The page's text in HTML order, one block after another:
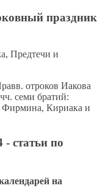
праздник
Предтечи и
отроков Иакова
семи братий:
Фирмина, Кириака и
статьи по
на